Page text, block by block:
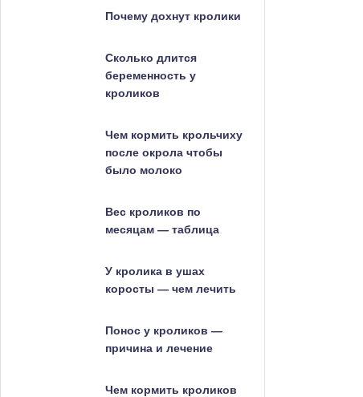
Почему дохнут кролики
Сколько длится
беременность у
кроликов
Чем кормить крольчиху
после окрола чтобы
было молоко
Вес кроликов по
месяцам — таблица
У кролика в ушах
коросты — чем лечить
Понос у кроликов —
причина и лечение
Чем кормить кроликов